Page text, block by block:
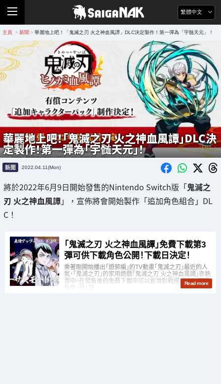
繁體中文
主頁 > 新聞 > 華麗地上吧！「鬼滅之刃 火之神血風譚」DLC決定製作！第一彈為「宇髄天元」！
華麗地上吧！「鬼滅之刃 火之神血風譚」DLC決
定製作！第一彈為「宇髄天元」！
新聞 2022.04.11(Mon)
將於2022年6月9日開始發售的Nintendo Switch版「鬼滅之
刃 火之神血風譚」，宣佈將會開始製作「追加角色組合」DL
C！